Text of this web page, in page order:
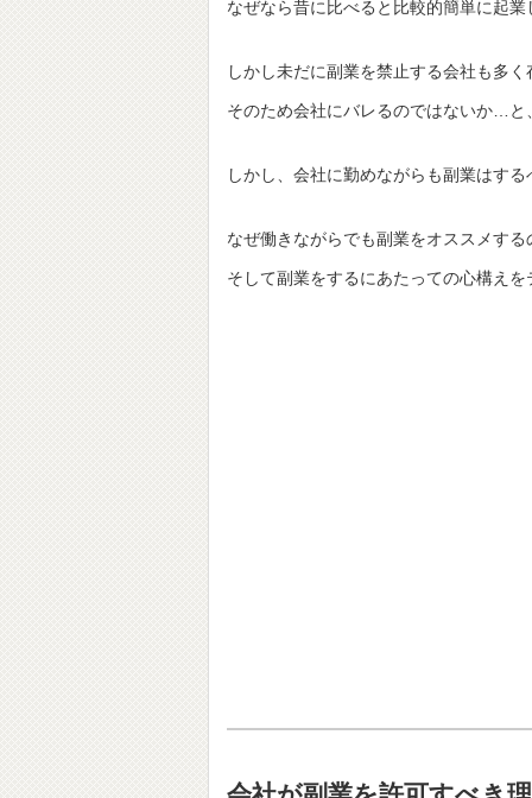
なぜなら昔に比べると比較的簡単に起
しかし未だに副業を禁止する会社も多
そのため会社にバレるのではないか…
しかし、会社に勤めながらも副業はす
なぜ働きながらでも副業をオススメす
そして副業をするにあたっての心構え